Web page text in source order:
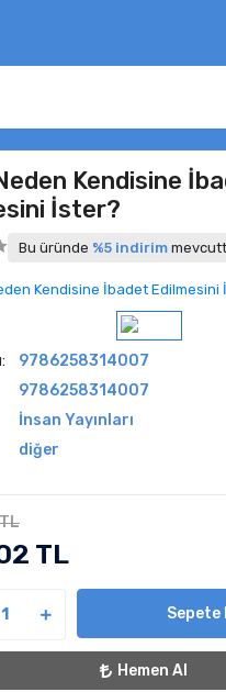
Kendisine
İster?
Bu üründe %5 indirim
9786258314007
9786258314007
İnsan Yayınları
diğer
TL
Sepete
Hemen Al